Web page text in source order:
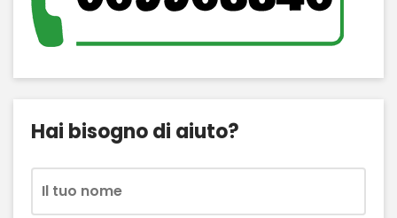
Hai bisogno di aiuto?